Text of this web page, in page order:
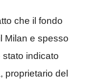
che il fondo
Milan e spesso
stato indicato
proprietario del